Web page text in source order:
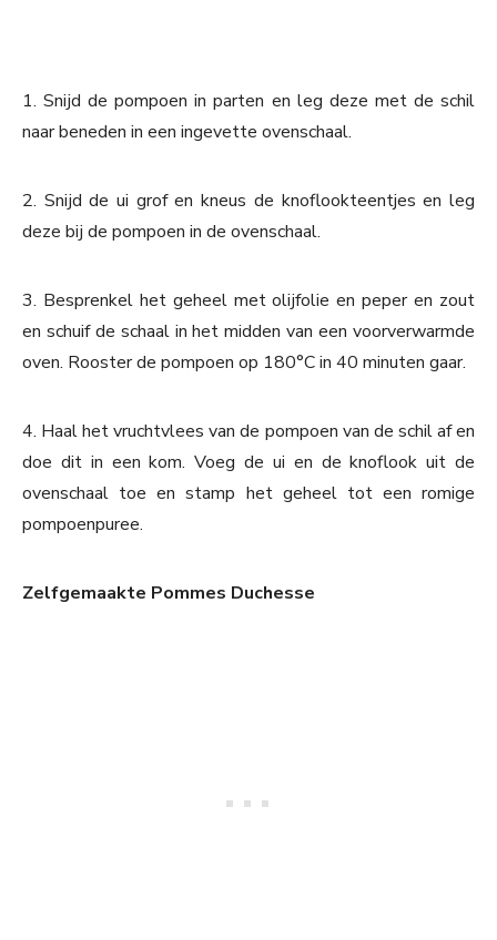
1. Snijd de pompoen in parten en leg deze met de schil
naar beneden in een ingevette ovenschaal.
2. Snijd de ui grof en kneus de knoflookteentjes en leg
deze bij de pompoen in de ovenschaal.
3. Besprenkel het geheel met olijfolie en peper en zout
en schuif de schaal in het midden van een voorverwarmde
oven. Rooster de pompoen op 180°C in 40 minuten gaar.
4. Haal het vruchtvlees van de pompoen van de schil af en
doe dit in een kom. Voeg de ui en de knoflook uit de
ovenschaal toe en stamp het geheel tot een romige
pompoenpuree.
Zelfgemaakte Pommes Duchesse